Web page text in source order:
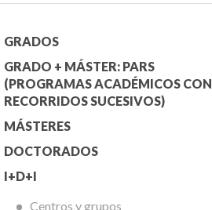
Menú
Oferta
Académica
GRADOS
GRADO + MÁSTER: PARS
(PROGRAMAS ACADÉMICOS CON
RECORRIDOS SUCESIVOS)
MÁSTERES
DOCTORADOS
I+D+I
Centros y grupos